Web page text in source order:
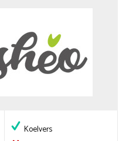
Koelvers